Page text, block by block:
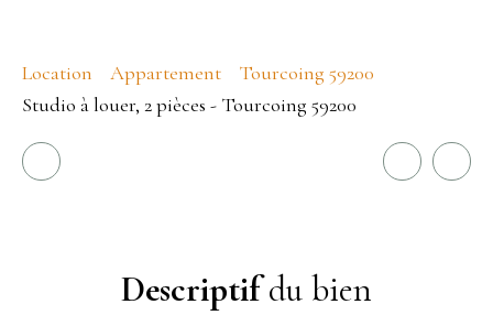
Location Appartement
Tourcoing 59200
Studio à louer, 2 pièces - Tourcoing 59200
Descriptifdu bien